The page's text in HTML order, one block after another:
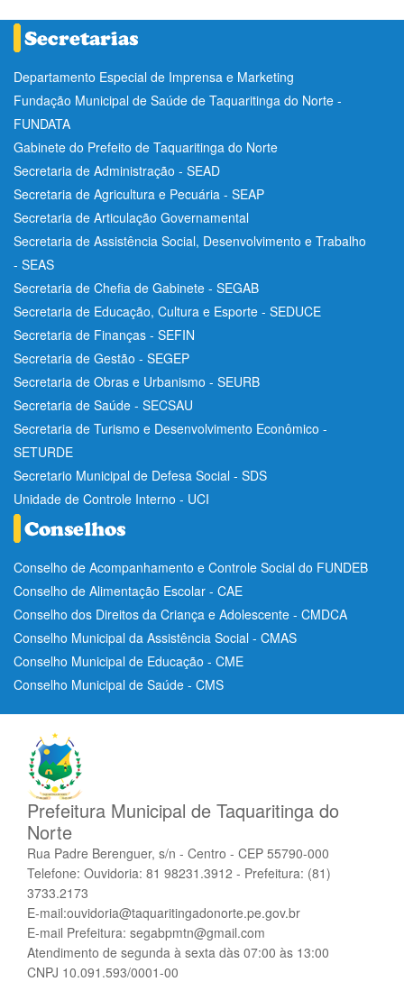
Departamento Especial de Imprensa e Marketing
Fundação Municipal de Saúde de Taquaritinga do Norte -
FUNDATA
Gabinete do Prefeito de Taquaritinga do Norte
Secretaria de Administração - SEAD
Secretaria de Agricultura e Pecuária - SEAP
Secretaria de Articulação Governamental
Secretaria de Assistência Social, Desenvolvimento e Trabalho
- SEAS
Secretaria de Chefia de Gabinete - SEGAB
Secretaria de Educação, Cultura e Esporte - SEDUCE
Secretaria de Finanças - SEFIN
Secretaria de Gestão - SEGEP
Secretaria de Obras e Urbanismo - SEURB
Secretaria de Saúde - SECSAU
Secretaria de Turismo e Desenvolvimento Econômico -
SETURDE
Secretario Municipal de Defesa Social - SDS
Unidade de Controle Interno - UCI
Conselho de Acompanhamento e Controle Social do FUNDEB
Conselho de Alimentação Escolar - CAE
Conselho dos Direitos da Criança e Adolescente - CMDCA
Conselho Municipal da Assistência Social - CMAS
Conselho Municipal de Educação - CME
Conselho Municipal de Saúde - CMS
Prefeitura Municipal de Taquaritinga do
Norte
Rua Padre Berenguer, s/n - Centro - CEP 55790-000
Telefone: Ouvidoria: 81 98231.3912 - Prefeitura: (81)
3733.2173
E-mail:ouvidoria@taquaritingadonorte.pe.gov.br
E-mail Prefeitura: segabpmtn@gmail.com
Atendimento de segunda à sexta dàs 07:00 às 13:00
CNPJ 10.091.593/0001-00